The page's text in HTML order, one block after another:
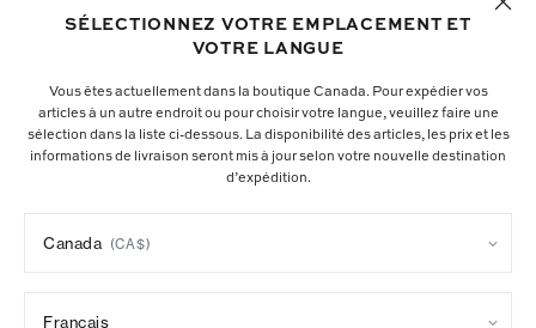
YouTube
La fondation Tory Burch renforce le pouvoir
économique des femmes en soutenant les
entrepreneures qui bâtissent des entreprises
SÉLECTIONNEZ VOTRE EMPLACEMENT ET
VOTRE LANGUE
Vous êtes actuellement dans la boutique Canada. Pour expédier vos
articles à un autre endroit ou pour choisir votre langue, veuillez faire une
sélection dans la liste ci-dessous. La disponibilité des articles, les prix et les
informations de livraison seront mis à jour selon votre nouvelle destination
d’expédition.
Canada (CA$)
Français